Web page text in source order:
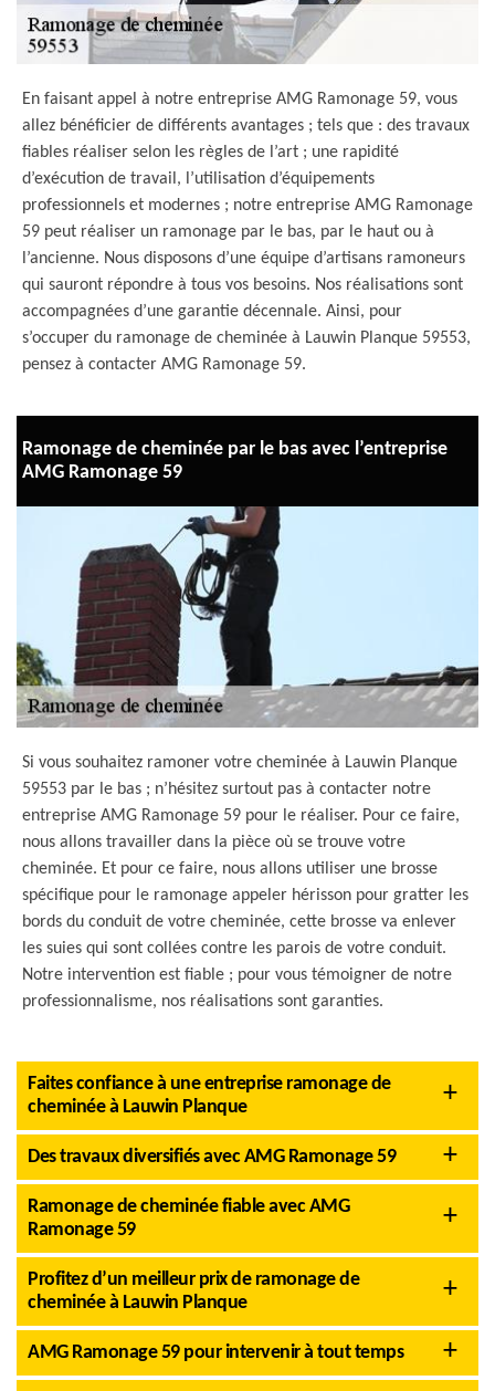
En faisant appel à notre entreprise AMG Ramonage 59, vous
allez bénéficier de différents avantages ; tels que : des travaux
fiables réaliser selon les règles de l’art ; une rapidité
d’exécution de travail, l’utilisation d’équipements
professionnels et modernes ; notre entreprise AMG Ramonage
59 peut réaliser un ramonage par le bas, par le haut ou à
l’ancienne. Nous disposons d’une équipe d’artisans ramoneurs
qui sauront répondre à tous vos besoins. Nos réalisations sont
accompagnées d’une garantie décennale. Ainsi, pour
s’occuper du ramonage de cheminée à Lauwin Planque 59553,
pensez à contacter AMG Ramonage 59.
Ramonage de cheminée par le bas avec l’entreprise
AMG Ramonage 59
Si vous souhaitez ramoner votre cheminée à Lauwin Planque
59553 par le bas ; n’hésitez surtout pas à contacter notre
entreprise AMG Ramonage 59 pour le réaliser. Pour ce faire,
nous allons travailler dans la pièce où se trouve votre
cheminée. Et pour ce faire, nous allons utiliser une brosse
spécifique pour le ramonage appeler hérisson pour gratter les
bords du conduit de votre cheminée, cette brosse va enlever
les suies qui sont collées contre les parois de votre conduit.
Notre intervention est fiable ; pour vous témoigner de notre
professionnalisme, nos réalisations sont garanties.
Faites confiance à une entreprise ramonage de
cheminée à Lauwin Planque
Des travaux diversifiés avec AMG Ramonage 59
Ramonage de cheminée fiable avec AMG
Ramonage 59
Profitez d’un meilleur prix de ramonage de
cheminée à Lauwin Planque
AMG Ramonage 59 pour intervenir à tout temps